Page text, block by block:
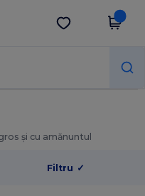
Descarcă app
și cu amănuntul
Filtru ✓